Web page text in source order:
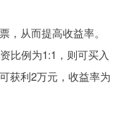
，从而提高收益率。
比例为1:1，则可买入
获利2万元，收益率为